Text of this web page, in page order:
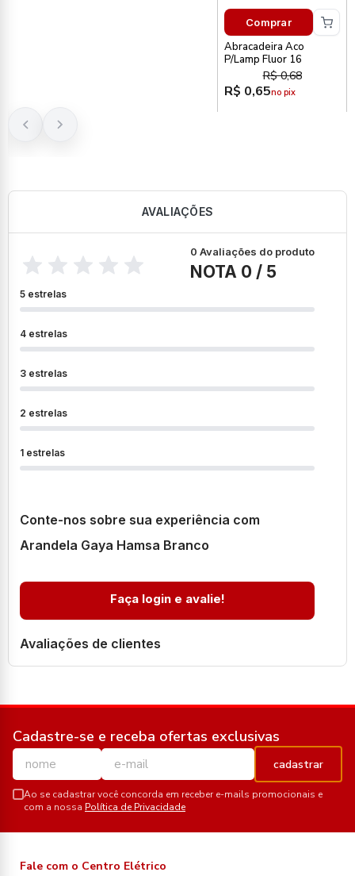
Comprar
Abracadeira Aco
P/Lamp Fluor 16
R$ 0,68
R$ 0,65no pix
AVALIAÇÕES
0 Avaliações do produto
NOTA 0 / 5
5 estrelas
4 estrelas
3 estrelas
2 estrelas
1 estrelas
Conte-nos sobre sua experiência com
Arandela Gaya Hamsa Branco
Faça login e avalie!
Avaliações de clientes
Cadastre-se e receba ofertas exclusivas
cadastrar
Ao se cadastrar você concorda em receber e-mails promocionais e
com a nossa Política de Privacidade
Fale com o Centro Elétrico